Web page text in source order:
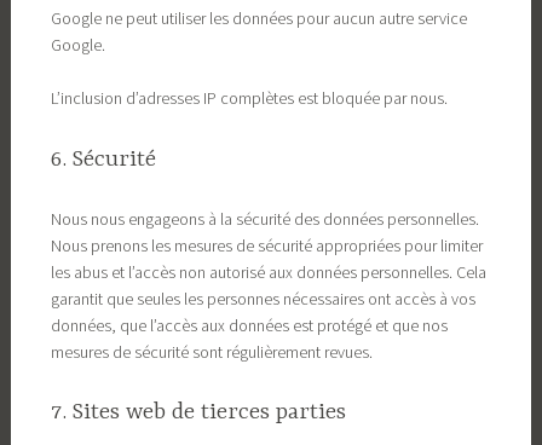
Google ne peut utiliser les données pour aucun autre service
Google.
L’inclusion d’adresses IP complètes est bloquée par nous.
6. Sécurité
Nous nous engageons à la sécurité des données personnelles.
Nous prenons les mesures de sécurité appropriées pour limiter
les abus et l’accès non autorisé aux données personnelles. Cela
garantit que seules les personnes nécessaires ont accès à vos
données, que l’accès aux données est protégé et que nos
mesures de sécurité sont régulièrement revues.
7. Sites web de tierces parties